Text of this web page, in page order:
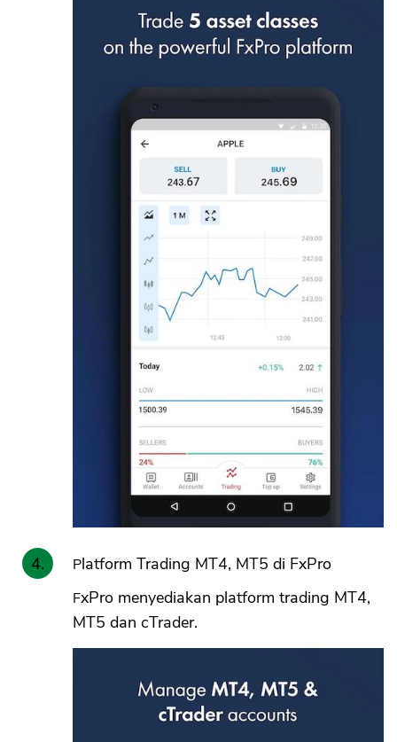
Platform Trading MT4, MT5 di FxPro
FxPro menyediakan platform trading MT4,
MT5 dan cTrader.